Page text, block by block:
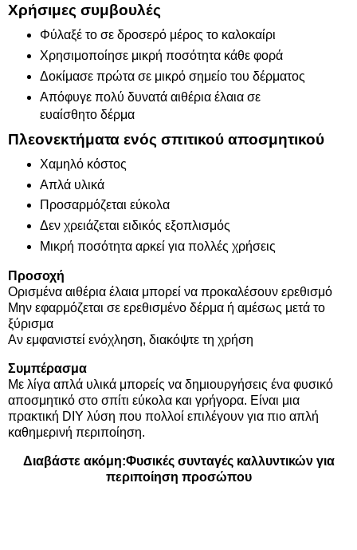
Χρήσιμες συμβουλές
Φύλαξέ το σε δροσερό μέρος το καλοκαίρι
Χρησιμοποίησε μικρή ποσότητα κάθε φορά
Δοκίμασε πρώτα σε μικρό σημείο του δέρματος
Απόφυγε πολύ δυνατά αιθέρια έλαια σε
ευαίσθητο δέρμα
Πλεονεκτήματα ενός σπιτικού αποσμητικού
Χαμηλό κόστος
Απλά υλικά
Προσαρμόζεται εύκολα
Δεν χρειάζεται ειδικός εξοπλισμός
Μικρή ποσότητα αρκεί για πολλές χρήσεις
Προσοχή
Ορισμένα αιθέρια έλαια μπορεί να προκαλέσουν ερεθισμό
Μην εφαρμόζεται σε ερεθισμένο δέρμα ή αμέσως μετά το
ξύρισμα
Αν εμφανιστεί ενόχληση, διακόψτε τη χρήση
Συμπέρασμα
Με λίγα απλά υλικά μπορείς να δημιουργήσεις ένα φυσικό
αποσμητικό στο σπίτι εύκολα και γρήγορα. Είναι μια
πρακτική DIY λύση που πολλοί επιλέγουν για πιο απλή
καθημερινή περιποίηση.
Διαβάστε ακόμη:Φυσικές συνταγές καλλυντικών για
περιποίηση προσώπου